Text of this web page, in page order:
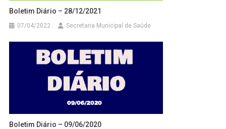
Boletim Diário – 28/12/2021
07/04/2022 Secretaria Municipal de Saúde
Boletim Diário – 09/06/2020